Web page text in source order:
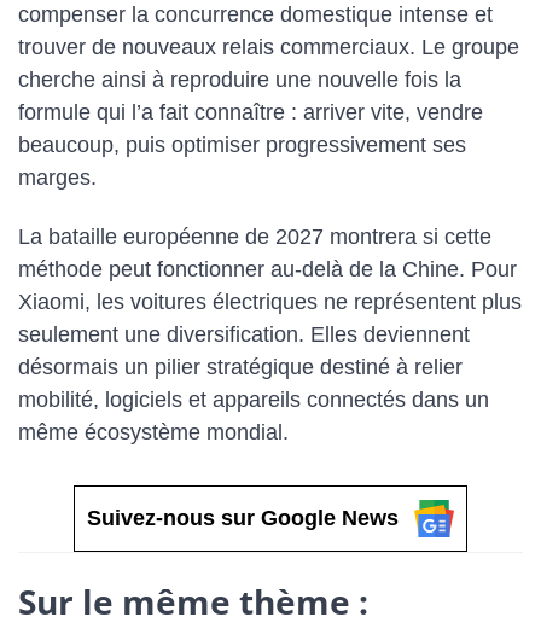
compenser la concurrence domestique intense et
trouver de nouveaux relais commerciaux. Le groupe
cherche ainsi à reproduire une nouvelle fois la
formule qui l’a fait connaître : arriver vite, vendre
beaucoup, puis optimiser progressivement ses
marges.
La bataille européenne de 2027 montrera si cette
méthode peut fonctionner au-delà de la Chine. Pour
Xiaomi, les voitures électriques ne représentent plus
seulement une diversification. Elles deviennent
désormais un pilier stratégique destiné à relier
mobilité, logiciels et appareils connectés dans un
même écosystème mondial.
Suivez-nous sur Google News
Sur le même thème :